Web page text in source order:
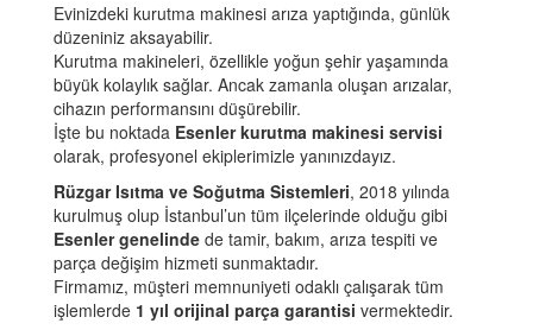
Evinizdeki kurutma makinesi arıza yaptığında, günlük
düzeniniz aksayabilir.
Kurutma makineleri, özellikle yoğun şehir yaşamında
büyük kolaylık sağlar. Ancak zamanla oluşan arızalar,
cihazın performansını düşürebilir.
İşte bu noktada Esenler kurutma makinesi servisi
olarak, profesyonel ekiplerimizle yanınızdayız.
Rüzgar Isıtma ve Soğutma Sistemleri, 2018 yılında
kurulmuş olup İstanbul’un tüm ilçelerinde olduğu gibi
Esenler genelinde de tamir, bakım, arıza tespiti ve
parça değişim hizmeti sunmaktadır.
Firmamız, müşteri memnuniyeti odaklı çalışarak tüm
işlemlerde 1 yıl orijinal parça garantisi vermektedir.